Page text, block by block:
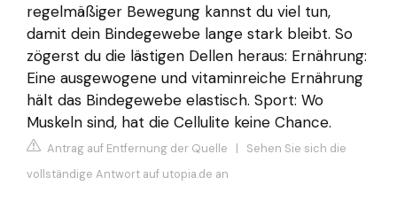
regelmäßiger Bewegung kannst du viel tun,
damit dein Bindegewebe lange stark bleibt. So
zögerst du die lästigen Dellen heraus: Ernährung:
Eine ausgewogene und vitaminreiche Ernährung
hält das Bindegewebe elastisch. Sport: Wo
Muskeln sind, hat die Cellulite keine Chance.
Antrag auf Entfernung der Quelle | Sehen Sie sich die
vollständige Antwort auf utopia.de an